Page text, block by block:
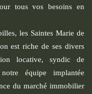
tous vos besoins en
les Saintes Marie de
est riche de ses divers
locative, syndic de
équipe implantée
du marché immobilier